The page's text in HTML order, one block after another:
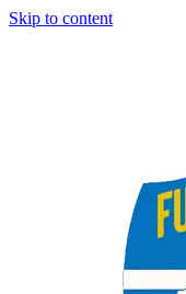
Skip to content